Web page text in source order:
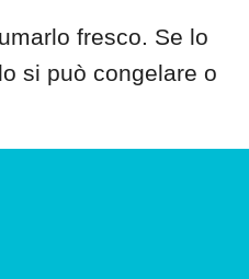
fresco. Se lo
si può congelare o